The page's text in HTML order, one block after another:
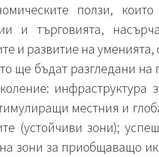
ползи,
и търговията,
и развитие на
ще бъдат разгледани
инфраструктура
местния и
(устойчиви зони);
зони за приобщаващо